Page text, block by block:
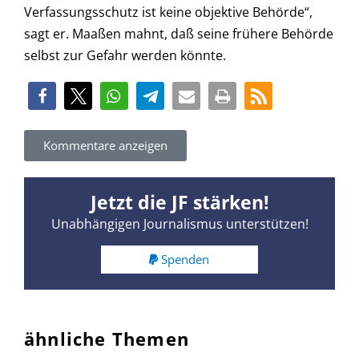
Verfassungsschutz ist keine objektive Behörde“,
sagt er. Maaßen mahnt, daß seine frühere Behörde
selbst zur Gefahr werden könnte.
Kommentare anzeigen
Jetzt die JF stärken!
Unabhängigen Journalismus unterstützen!
Spenden
ähnliche Themen